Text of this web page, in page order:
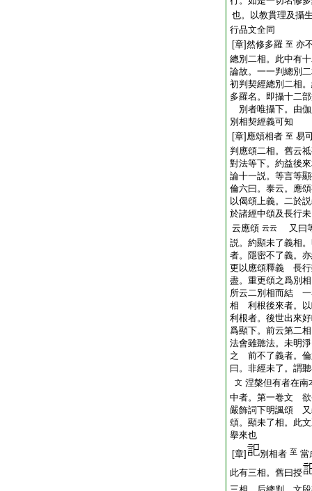
也。以教貫理及攝
行品文全同
[章]然修多羅 至 亦
總別二相。此中有
論故。一一判總別
初判契經總別二相
多羅名。即攝十二
別者唯攝下。由
別相契經義可知
[章]應頌相者 至 易
判應頌二相。舊云
對法等下。約益後
論十一説。等言等
倫六曰。泰云。應
以偈頌上義。二於
於諸經中頌及長行
云應頌 云云
又曰
説。約顯未了義相
者。隱密不了義。
更以應頌釋義 長行
盡。重更頌之爲別
所云二別相而結 一
相 利根後來者。以
利根者。後世出來
爲顯下。前云第二
法會雖聽法。未明
之 前不了義者。倫
曰。非經未了。謂
文 涅槃但有者在
中者。第一卷文
嚴飾詞下明諷頌 又
頌。顯未了相。此
擧來也
[章]
別相者 至 當
此有三相。舊曰授